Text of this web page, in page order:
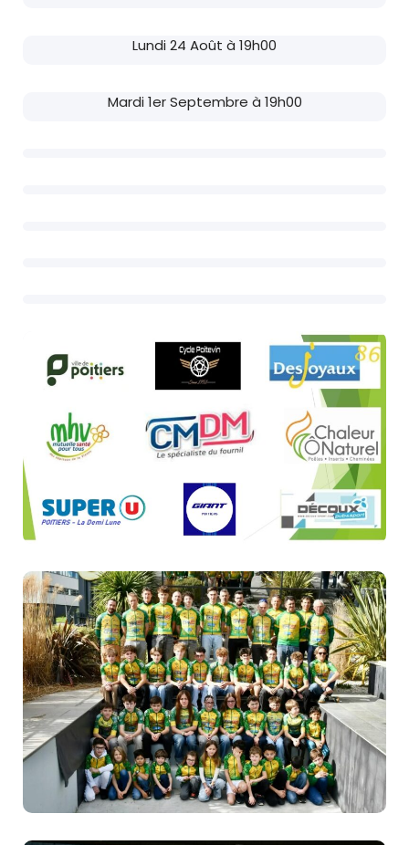
Lundi 24 Août à 19h00
Mardi 1er Septembre à 19h00